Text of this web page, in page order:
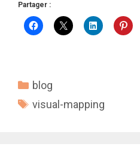
Partager :
Catégories
blog
Étiquettes
visual-mapping